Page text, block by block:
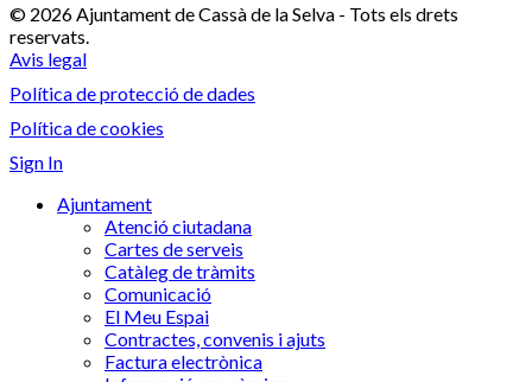
© 2026 Ajuntament de Cassà de la Selva - Tots els drets
reservats.
Avis legal
Política de protecció de dades
Política de cookies
Sign In
Ajuntament
Atenció ciutadana
Cartes de serveis
Catàleg de tràmits
Comunicació
El Meu Espai
Contractes, convenis i ajuts
Factura electrònica